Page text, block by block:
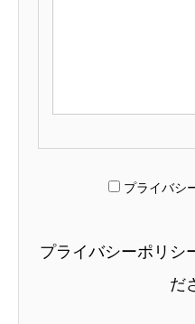
プライバシ
プライバシーポリシ
だ